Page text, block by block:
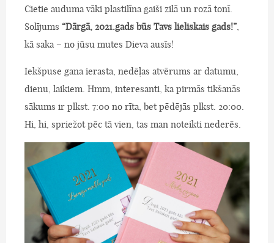
Cietie auduma vāki plastilīna gaiši zilā un rozā tonī.
Solījums “Dārgā, 2021.gads būs Tavs lieliskais gads!”,
kā saka – no jūsu mutes Dieva ausīs!
Iekšpuse gana ierasta, nedēļas atvērums ar datumu,
dienu, laikiem. Hmm, interesanti, ka pirmās tikšanās
sākums ir plkst. 7:00 no rīta, bet pēdējās plkst. 20:00.
Hi, hi, spriežot pēc tā vien, tas man noteikti nederēs.